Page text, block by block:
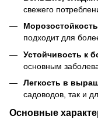
свежего
Морозостойкость
подходит для
Устойчивость к
основным
Легкость в
садоводов, так и
Основные